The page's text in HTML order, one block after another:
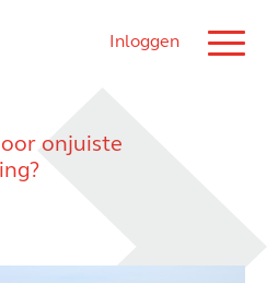
Inloggen
onjuiste